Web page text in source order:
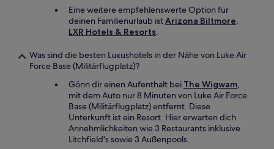
Eine weitere empfehlenswerte Option für
deinen Familienurlaub istArizona Biltmore,
LXR Hotels & Resorts.
Was sind die besten Luxushotels in der Nähe von Luke Air
Force Base (Militärflugplatz)?
Gönn dir einen Aufenthalt bei The Wigwam,
mit dem Auto nur 8 Minuten von Luke Air Force
Base (Militärflugplatz) entfernt. Diese
Unterkunft ist ein Resort. Hier erwarten dich
Annehmlichkeiten wie 3 Restaurants inklusive
Litchfield's sowie 3 Außenpools.